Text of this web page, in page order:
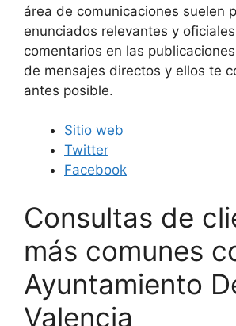
área de comunicaciones suelen
enunciados relevantes y
comentarios en las
de mensajes directos y ellos te
antes posible.
Sitio web
Twitter
Facebook
Consultas de
más comunes
Ayuntamiento
Valencia